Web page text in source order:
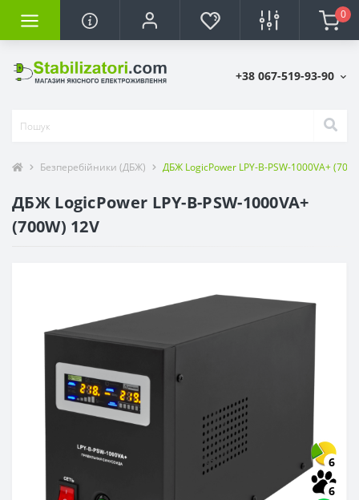
0
+38 067-519-93-90
Безперебійники (ДБЖ) ДБЖ LogicPower LPY-B-PSW-1000VA+
ДБЖ LogicPower LPY-B-PSW-1000VA+
(700W) 12V
6
6